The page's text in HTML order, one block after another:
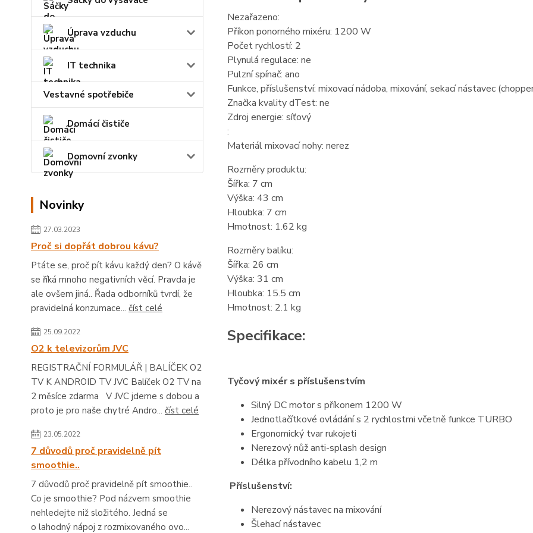
Úprava vzduchu
IT technika
Vestavné spotřebiče
Domácí čističe
Domovní zvonky
Novinky
27.03.2023
Proč si dopřát dobrou kávu?
Ptáte se, proč pít kávu každý den? O kávě
se říká mnoho negativních věcí. Pravda je
ale ovšem jiná.. Řada odborníků tvrdí, že
pravidelná konzumace... číst celé
25.09.2022
O2 k televizorům JVC
REGISTRAČNÍ FORMULÁŘ | BALÍČEK O2
TV K ANDROID TV JVC Balíček O2 TV na
2 měsíce zdarma V JVC jdeme s dobou a
proto je pro naše chytré Andro... číst celé
23.05.2022
7 důvodů proč pravidelně pít
smoothie..
7 důvodů proč pravidelně pít smoothie..
Co je smoothie? Pod názvem smoothie
nehledejte niž složitého. Jedná se
o lahodný nápoj z rozmixovaného ovo...
Nezařazeno:
Příkon ponorného mixéru: 1200 W
Počet rychlostí: 2
Plynulá regulace: ne
Pulzní spínač: ano
Funkce, příslušenství: mixovací nádoba, mixování, sekací nástavec
Značka kvality dTest: ne
Zdroj energie: síťový
:
Materiál mixovací nohy: nerez
Rozměry produktu:
Šířka: 7 cm
Výška: 43 cm
Hloubka: 7 cm
Hmotnost: 1.62 kg
Rozměry balíku:
Šířka: 26 cm
Výška: 31 cm
Hloubka: 15.5 cm
Hmotnost: 2.1 kg
Specifikace:
Tyčový mixér s příslušenstvím
Silný DC motor s příkonem 1200 W
Jednotlačítkové ovládání s 2 rychlostmi včetně funkce TURBO
Ergonomický tvar rukojeti
Nerezový nůž anti-splash design
Délka přívodního kabelu 1,2 m
Příslušenství:
Nerezový nástavec na mixování
Šlehací nástavec